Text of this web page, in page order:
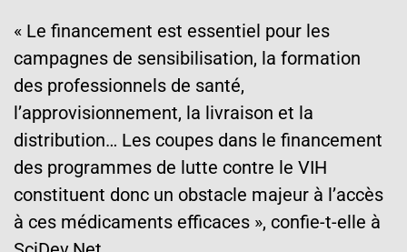
« Le financement est essentiel pour les
campagnes de sensibilisation, la formation
des professionnels de santé,
l’approvisionnement, la livraison et la
distribution… Les coupes dans le financement
des programmes de lutte contre le VIH
constituent donc un obstacle majeur à l’accès
à ces médicaments efficaces », confie-t-elle à